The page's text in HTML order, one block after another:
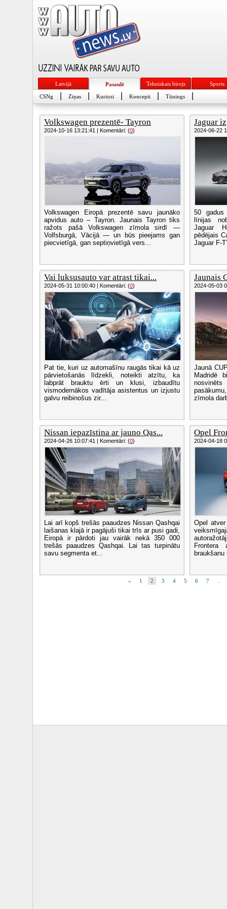
Latvijā Pasaulē Tehniskais birojs Sports
CSNg Ziņas Kuriozi Koncepti Tūnings
Volkswagen prezentē- Tayron
2024-10-16 13:21:41 | Komentāri: (0)
Volkswagen Eiropā prezentē savu jaunāko
apvidus auto – Tayron. Jaunais Tayron tiks
ražots pašā Volkswagen zīmola sirdī —
Volfsburgā, Vācijā — un būs pieejams gan
piecvietīgā, gan septiņvietīgā vers...
Jaguar
2024-06-22
50
līnijas
Jaguar
pēdējais
Jaguar F-
Vai luksusauto var atrast tikai...
2024-05-31 10:00:40 | Komentāri: (0)
Pat tie, kuri uz automašīnu raugās tikai kā uz
pārvietošanās līdzekli, noteikti atzītu, ka
labprāt brauktu ērti un klusi, izbaudītu
vismodernākos vadītāja asistentus un izjustu
galvu reibinošus zir...
Jaunais
2024-05-03
Jaunā
Madridē
zīmola
Nissan iepazīstina ar jauno Qas...
2024-04-26 10:07:41 | Komentāri: (0)
Lai arī kopš trešās paaudzes Nissan Qashqai
laišanas klajā ir pagājuši tikai trīs ar pusi gadi,
Eiropā ir pārdoti jau vairāk nekā 350 000
trešās paaudzes Qashqai. Lai tas turpinātu
savu segmenta et...
Opel
2024-04-18
Opel
Frontera
« 1 2 3 4 5 6 7